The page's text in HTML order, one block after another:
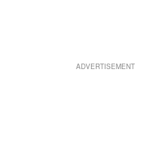
ADVERTISEMENT